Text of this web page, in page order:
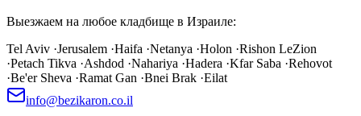
Выезжаем на любое кладбище в Израиле:
Tel Aviv ·Jerusalem ·Haifa ·Netanya ·Holon ·Rishon LeZion
·Petach Tikva ·Ashdod ·Nahariya ·Hadera ·Kfar Saba ·Rehovot
·Be'er Sheva ·Ramat Gan ·Bnei Brak ·Eilat
info@bezikaron.co.il